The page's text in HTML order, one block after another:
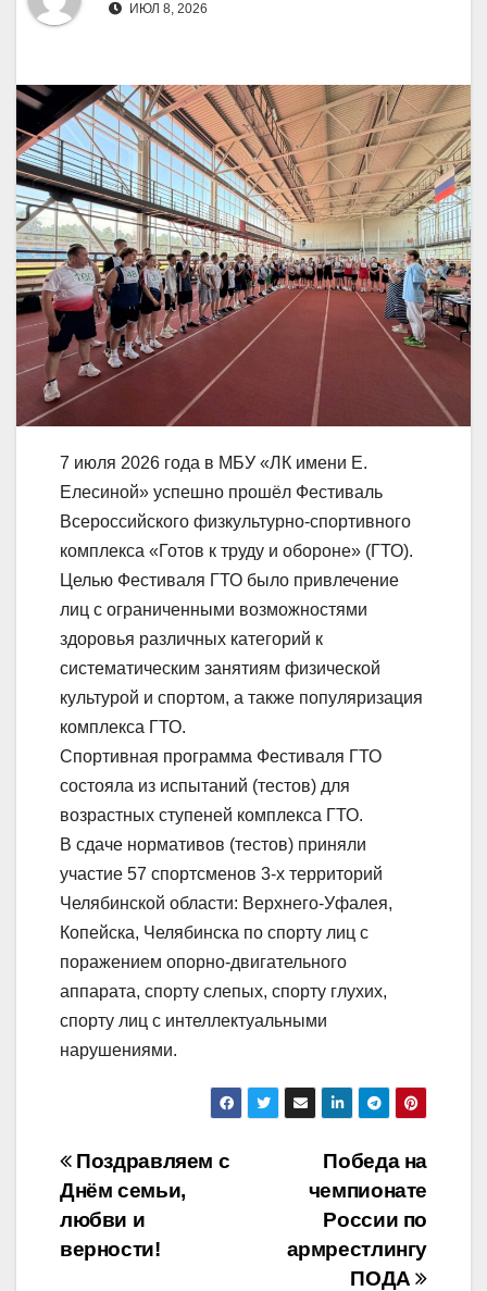
ИЮЛ 8, 2026
7 июля 2026 года в МБУ «ЛК имени Е.
Елесиной» успешно прошёл Фестиваль
Всероссийского физкультурно-спортивного
комплекса «Готов к труду и обороне» (ГТО).
Целью Фестиваля ГТО было привлечение
лиц с ограниченными возможностями
здоровья различных категорий к
систематическим занятиям физической
культурой и спортом, а также популяризация
комплекса ГТО.
Спортивная программа Фестиваля ГТО
состояла из испытаний (тестов) для
возрастных ступеней комплекса ГТО.
В сдаче нормативов (тестов) приняли
участие 57 спортсменов 3-х территорий
Челябинской области: Верхнего-Уфалея,
Копейска, Челябинска по спорту лиц с
поражением опорно-двигательного
аппарата, спорту слепых, спорту глухих,
спорту лиц с интеллектуальными
нарушениями.
Навигация
по
записям
Победа на
чемпионате
России по
армрестлингу
ПОДА
Поздравляем с
Днём семьи,
любви и
верности!